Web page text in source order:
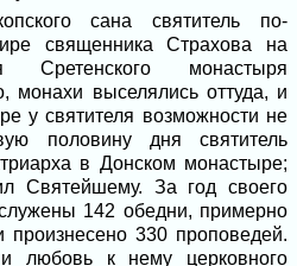
сана святитель по-
священника Страхова на
Сретенского монастыря
монахи выселялись оттуда, и
у святителя возможности не
половину дня святитель
в Донском монастыре;
Святейшему. За год своего
142 обедни, примерно
330 проповедей.
и любовь к нему церковного